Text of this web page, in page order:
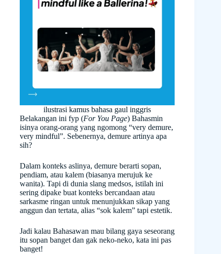
ilustrasi kamus bahasa gaul inggris
Belakangan ini fyp (For You Page) Bahasmin
isinya orang-orang yang ngomong “very demure,
very mindful”. Sebenernya, demure artinya apa
sih?
Dalam konteks aslinya, demure berarti sopan,
pendiam, atau kalem (biasanya merujuk ke
wanita). Tapi di dunia slang medsos, istilah ini
sering dipake buat konteks bercandaan atau
sarkasme ringan untuk menunjukkan sikap yang
anggun dan tertata, alias “sok kalem” tapi estetik.
Jadi kalau Bahasawan mau bilang gaya seseorang
itu sopan banget dan gak neko-neko, kata ini pas
banget!